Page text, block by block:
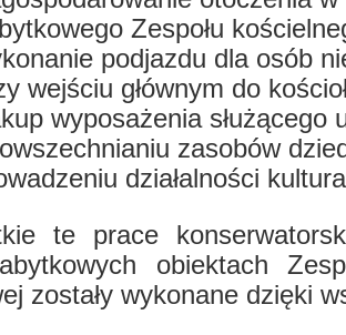
Zespołu
podjazdu dla osób
wejściu głównym do
wyposażenia służącego
zasobów
działalności
te prace
obiektach
zostały wykonane dzięki